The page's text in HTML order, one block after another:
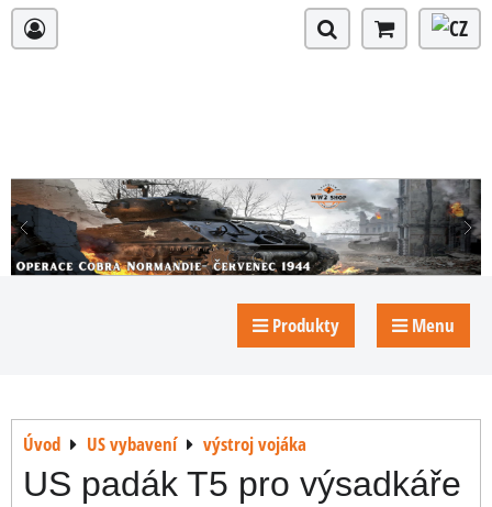
Produkty Menu
Úvod US vybavení výstroj vojáka
US padák T5 pro výsadkáře